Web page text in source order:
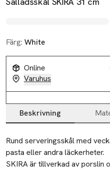
Färg: White
Online
Varuhus
Beskrivning
Beskrivning
Rund serveringsskål med
pasta eller andra läckerheter.
SKIRA är tillverkad av porslin